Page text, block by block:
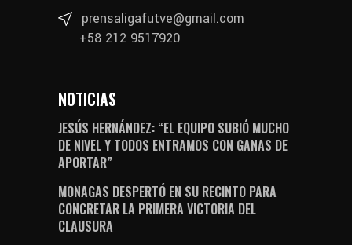
prensaligafutve@gmail.com
+58 212 9517920
NOTICIAS
JESÚS HERNÁNDEZ: “EL EQUIPO SUBIÓ MUCHO
DE NIVEL Y TODOS ENTRAMOS CON GANAS DE
APORTAR”
MONAGAS DESPERTÓ EN SU RECINTO PARA
CONCRETAR LA PRIMERA VICTORIA DEL
CLAUSURA